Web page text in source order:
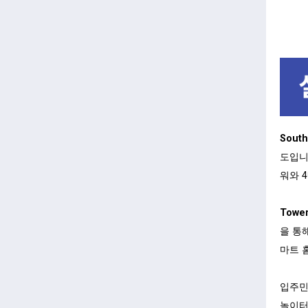
도입
워와
을 통
마트
입주
놀이